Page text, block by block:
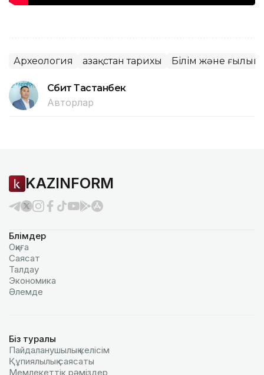
Археология Қазақстан тарихы Білім және ғылым
Сәбит Тастанбек
Авторлар
KAZINFORM
Бөлімдер
Оқиға
Саясат
Талдау
Экономика
Әлемде
Біз туралы
Пайдаланушылық келiciм
Құпиялылық саясаты
Мемлекеттік рәміздер